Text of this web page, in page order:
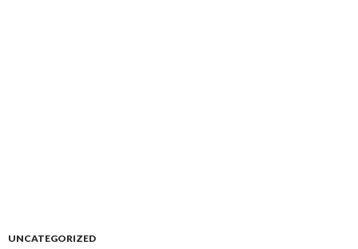
UNCATEGORIZED